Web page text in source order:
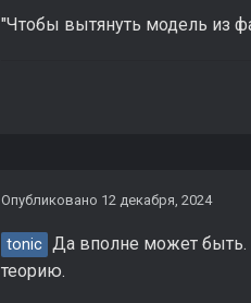
"Чтобы вытянуть модель из
Опубликовано 12 декабря, 2024
tonic Да вполне может быть.
теорию.